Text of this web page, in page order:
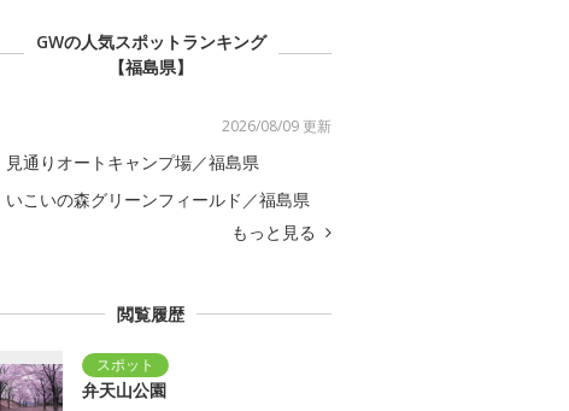
GWの人気スポットランキング
【福島県】
2026/08/09 更新
見通りオートキャンプ場／福島県
いこいの森グリーンフィールド／福島県
もっと見る
閲覧履歴
弁天山公園